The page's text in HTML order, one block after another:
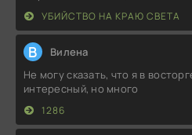
УБИЙСТВО НА КРАЮ СВЕТА
В Вилена
Не могу сказать, что я в
интересный, но много
1286